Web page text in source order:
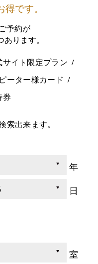
です。
予約が
ります。
イト限定プラン
ーター様カード
索出来ます。
年
日
室